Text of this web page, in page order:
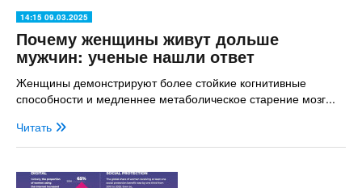
14:15 09.03.2025
Почему женщины живут дольше
мужчин: ученые нашли ответ
Женщины демонстрируют более стойкие когнитивные
способности и медленнее метаболическое старение мозг...
Читать